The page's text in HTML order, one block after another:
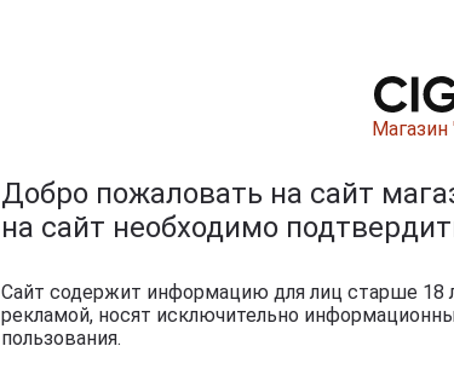
Магазин
Добро пожаловать на сайт
на сайт необходимо
Сайт содержит информацию для лиц старше 18
рекламой, носят исключительно
пользования.